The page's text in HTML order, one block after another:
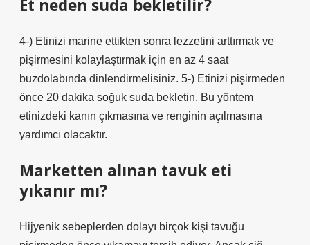
Et neden suda bekletilir?
4-) Etinizi marine ettikten sonra lezzetini arttırmak ve
pişirmesini kolaylaştırmak için en az 4 saat
buzdolabında dinlendirmelisiniz. 5-) Etinizi pişirmeden
önce 20 dakika soğuk suda bekletin. Bu yöntem
etinizdeki kanın çıkmasına ve renginin açılmasına
yardımcı olacaktır.
Marketten alınan tavuk eti
yıkanır mı?
Hijyenik sebeplerden dolayı birçok kişi tavuğu